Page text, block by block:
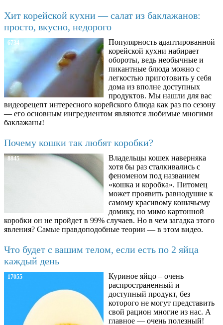
Хит корейской кухни — салат из баклажанов:
просто, вкусно, недорого
6734
Популярность адаптированной
корейской кухни набирает
обороты, ведь необычные и
пикантные блюда можно с
легкостью приготовить у себя
дома из вполне доступных
продуктов. Мы нашли для вас
видеорецепт интересного корейского блюда как раз по сезону
— его основным ингредиентом являются любимые многими
баклажаны!
Почему кошки так любят коробки?
8845
Владельцы кошек наверняка
хотя бы раз сталкивались с
феноменом под названием
«кошка и коробка». Питомец
может проявить равнодушие к
самому красивому кошачьему
домику, но мимо картонной
коробки он не пройдет в 99% случаев. Но в чем загадка этого
явления? Самые правдоподобные теории — в этом видео.
Что будет с вашим телом, если есть по 2 яйца
каждый день
17055
Куриное яйцо – очень
распространенный и
доступный продукт, без
которого не могут представить
свой рацион многие из нас. А
главное — очень полезный!